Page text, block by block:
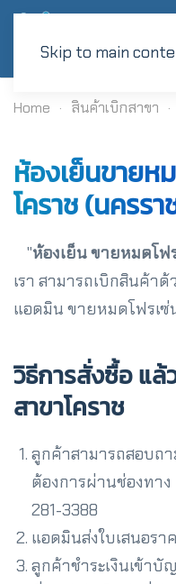
Skip to main
Home สินค้าเบิกสาขา
ห้องเย็นขายห
โคราช (นครร
"ห้องเย็น ขายหมดโฟ
เรา สามารถเบิกสินค้า
แอดมิน ขายหมดโฟรเซ่
วิธีการสั่งซื้อ แล้
สาขาโคราช
ลูกค้าสามารถสอบถ
ต้องการผ่านช่องทาง
281-3388
แอดมินส่งใบเสนอรา
ลูกค้าชำระเงินเข้าบั